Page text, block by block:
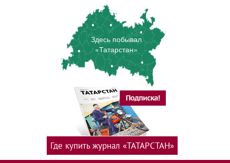
Здесь побывал
«Татарстан»
Где купить журнал «ТАТАРСТАН»